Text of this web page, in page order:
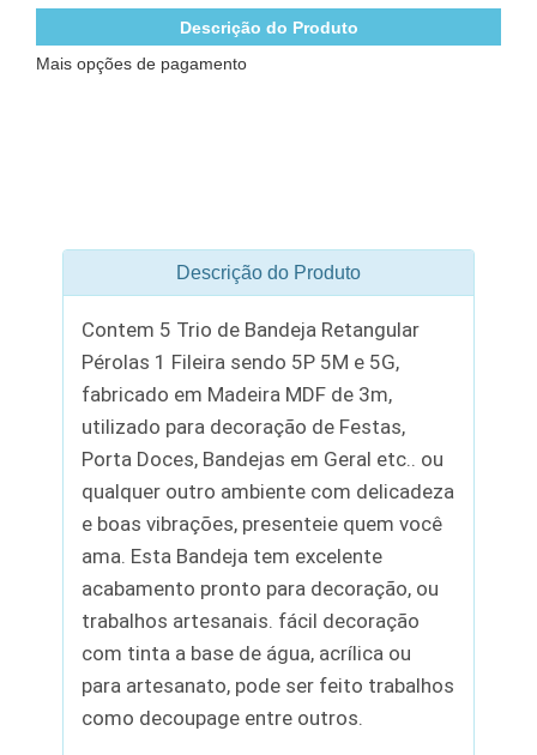
Descrição do Produto
Mais opções de pagamento
Descrição do Produto
Contem 5 Trio de Bandeja Retangular
Pérolas 1 Fileira sendo 5P 5M e 5G,
fabricado em Madeira MDF de 3m,
utilizado para decoração de Festas,
Porta Doces, Bandejas em Geral etc.. ou
qualquer outro ambiente com delicadeza
e boas vibrações, presenteie quem você
ama. Esta Bandeja tem excelente
acabamento pronto para decoração, ou
trabalhos artesanais. fácil decoração
com tinta a base de água, acrílica ou
para artesanato, pode ser feito trabalhos
como decoupage entre outros.